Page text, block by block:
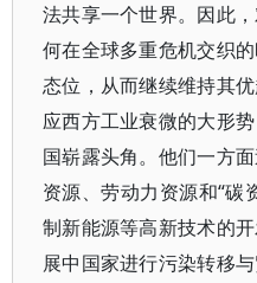
法共享一个世界。因此
何在全球多重危机交织
态位，从而继续维持其
应西方工业衰微的大形
国崭露头角。他们一方
资源、劳动力资源和“碳
制新能源等高新技术的
展中国家进行污染转移